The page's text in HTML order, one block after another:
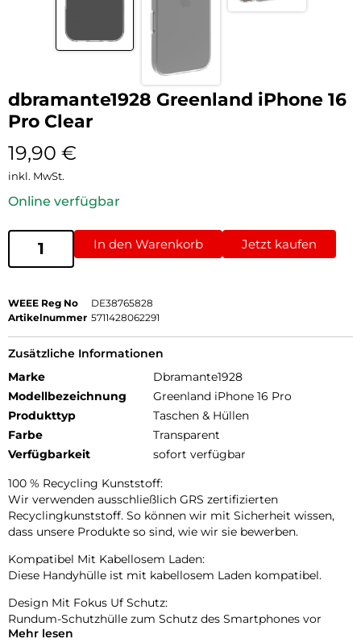
dbramante1928 Greenland iPhone 16
Pro Clear
19,90 €
inkl. MwSt.
Online verfügbar
In den Warenkorb Jetzt kaufen
WEEE Reg No
DE38765828
Artikelnummer 5711428062291
Zusätzliche Informationen
Marke
Dbramante1928
Modellbezeichnung
Greenland iPhone 16 Pro
Produkttyp
Taschen & Hüllen
Farbe
Transparent
Verfügbarkeit
sofort verfügbar
100 % Recycling Kunststoff:
Wir verwenden ausschließlich GRS zertifizierten
Recyclingkunststoff. So können wir mit Sicherheit wissen,
dass unsere Produkte so sind, wie wir sie bewerben.
Kompatibel Mit Kabellosem Laden:
Diese Handyhülle ist mit kabellosem Laden kompatibel.
Design Mit Fokus Uf Schutz:
Rundum-Schutzhülle zum Schutz des Smartphones vor
Beschädigungen.
Mehr lesen